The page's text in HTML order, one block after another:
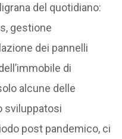
del quotidiano:
gestione
dei pannelli
di
alcune delle
sviluppatosi
post pandemico, ci